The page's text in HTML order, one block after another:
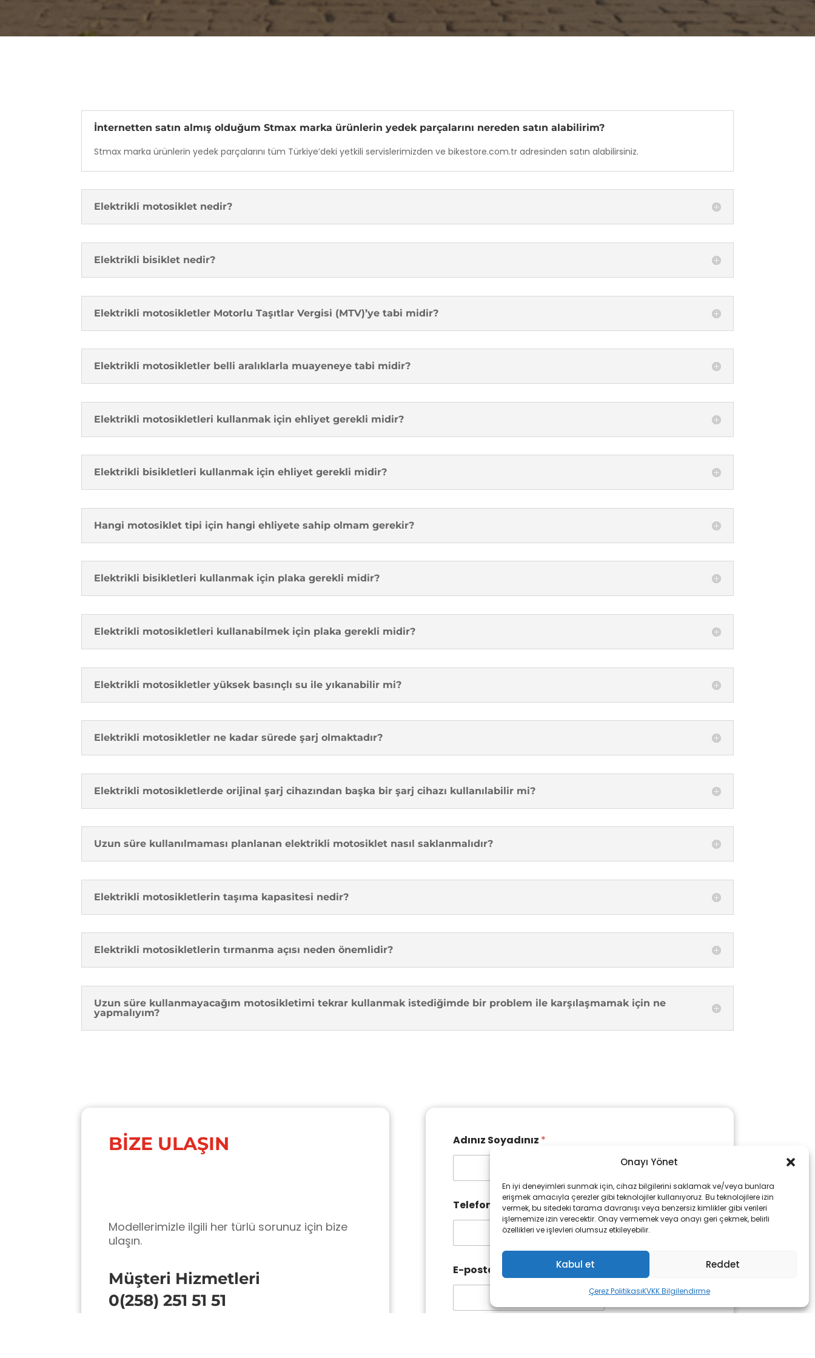
Onayı Yönet
En iyi deneyimleri sunmak için, cihaz bilgilerini saklamak ve/veya bunlara
erişmek amacıyla çerezler gibi teknolojiler kullanıyoruz. Bu teknolojilere izin
vermek, bu sitedeki tarama davranışı veya benzersiz kimlikler gibi verileri
işlememize izin verecektir. Onay vermemek veya onayı geri çekmek, belirli
özellikleri ve işlevleri olumsuz etkileyebilir.
Kabul et Reddet
Çerez PolitikasıKVKK Bilgilendirme
İnternetten satın almış olduğum Stmax marka ürünlerin yedek parçalarını nereden satın alabilirim?
Stmax marka ürünlerin yedek parçalarını tüm Türkiye’deki yetkili servislerimizden ve bikestore.com.tr adresinden satın alabilirsiniz.
Elektrikli motosiklet nedir?
Elektrikli bisiklet nedir?
Elektrikli motosikletler Motorlu Taşıtlar Vergisi (MTV)’ye tabi midir?
Elektrikli motosikletler belli aralıklarla muayeneye tabi midir?
Elektrikli motosikletleri kullanmak için ehliyet gerekli midir?
Elektrikli bisikletleri kullanmak için ehliyet gerekli midir?
Hangi motosiklet tipi için hangi ehliyete sahip olmam gerekir?
Elektrikli bisikletleri kullanmak için plaka gerekli midir?
Elektrikli motosikletleri kullanabilmek için plaka gerekli midir?
Elektrikli motosikletler yüksek basınçlı su ile yıkanabilir mi?
Elektrikli motosikletler ne kadar sürede şarj olmaktadır?
Elektrikli motosikletlerde orijinal şarj cihazından başka bir şarj cihazı kullanılabilir mi?
Uzun süre kullanılmaması planlanan elektrikli motosiklet nasıl saklanmalıdır?
Elektrikli motosikletlerin taşıma kapasitesi nedir?
Elektrikli motosikletlerin tırmanma açısı neden önemlidir?
Uzun süre kullanmayacağım motosikletimi tekrar kullanmak istediğimde bir problem ile karşılaşmamak için ne
yapmalıyım?
BİZE ULAŞIN
Modellerimizle ilgili her türlü sorunuz için bize
ulaşın.
Müşteri Hizmetleri
0(258) 251 51 51
M
e
a
T
e
l
f
n
z
Adınız Soyadınız *
Soyad
Telefonunuz*
E-posta